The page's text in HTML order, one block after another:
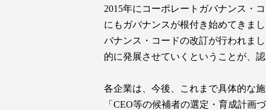
2015年にコーポレートガバナンス・
にもガバナンスが根付き始めてきま
バナンス・コードの改訂が行われま
的に発展させていくということが、
各企業は、今後、これまで具体的な
「CEO等の候補者の選定・育成計